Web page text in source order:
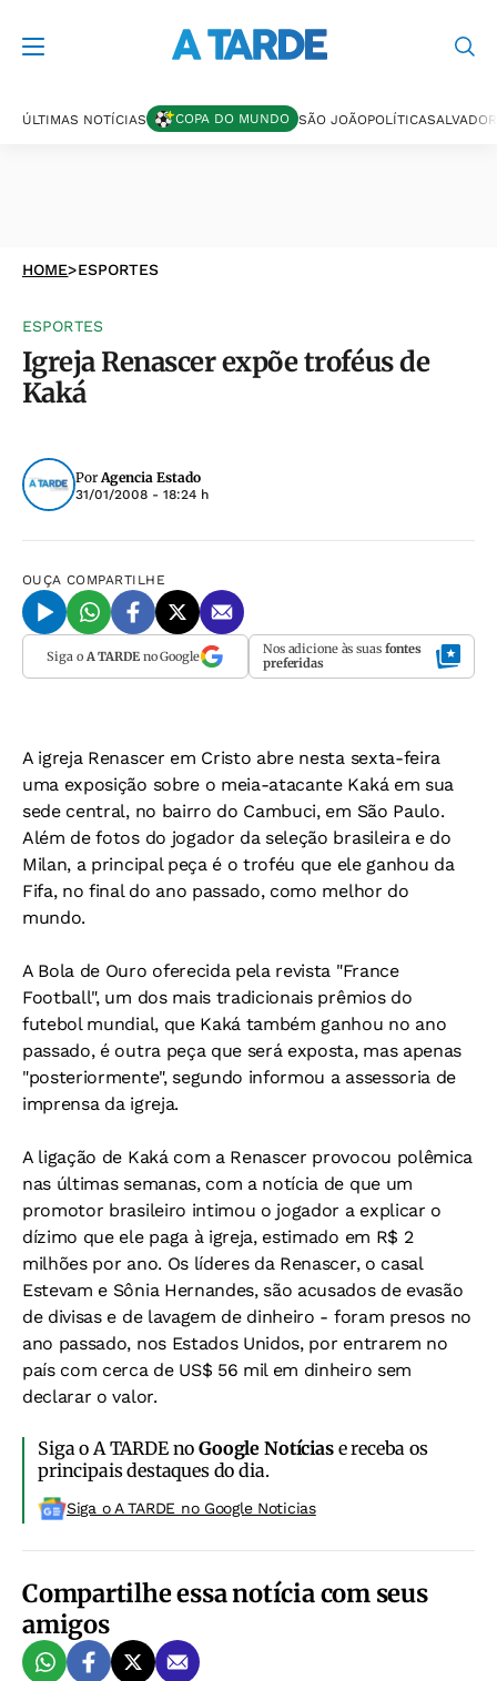
ÚLTIMAS NOTÍCIAS COPA DO MUNDO SÃO JOÃOPOLÍTICASALVADOR
HOME>ESPORTES
ESPORTES
Igreja Renascer expõe troféus de
Kaká
PorAgencia Estado
31/01/2008 - 18:24 h
OUÇA COMPARTILHE
Siga o A TARDEno Google Nos adicione às suas fontes
preferidas
A igreja Renascer em Cristo abre nesta sexta-feira
uma exposição sobre o meia-atacante Kaká em sua
sede central, no bairro do Cambuci, em São Paulo.
Além de fotos do jogador da seleção brasileira e do
Milan, a principal peça é o troféu que ele ganhou da
Fifa, no final do ano passado, como melhor do
mundo.
A Bola de Ouro oferecida pela revista "France
Football", um dos mais tradicionais prêmios do
futebol mundial, que Kaká também ganhou no ano
passado, é outra peça que será exposta, mas apenas
"posteriormente", segundo informou a assessoria de
imprensa da igreja.
A ligação de Kaká com a Renascer provocou polêmica
nas últimas semanas, com a notícia de que um
promotor brasileiro intimou o jogador a explicar o
dízimo que ele paga à igreja, estimado em R$ 2
milhões por ano. Os líderes da Renascer, o casal
Estevam e Sônia Hernandes, são acusados de evasão
de divisas e de lavagem de dinheiro - foram presos no
ano passado, nos Estados Unidos, por entrarem no
país com cerca de US$ 56 mil em dinheiro sem
declarar o valor.
Siga o A TARDE noGoogle Notíciase receba os
principais destaques do dia.
Siga o A TARDE no Google Noticias
Compartilhe essa notícia com seus
amigos